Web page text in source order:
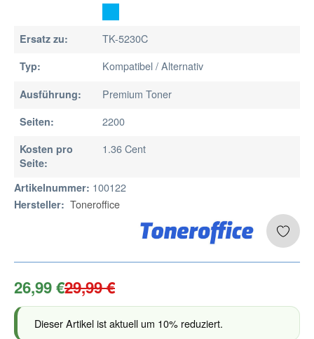
Ersatz zu: TK-5230C
Typ: Kompatibel / Alternativ
Ausführung: Premium Toner
Seiten: 2200
Kosten pro
Seite:
1.36 Cent
Artikelnummer: 100122
Hersteller: Toneroffice
26,99 €29,99 €
Dieser Artikel ist aktuell um 10% reduziert.